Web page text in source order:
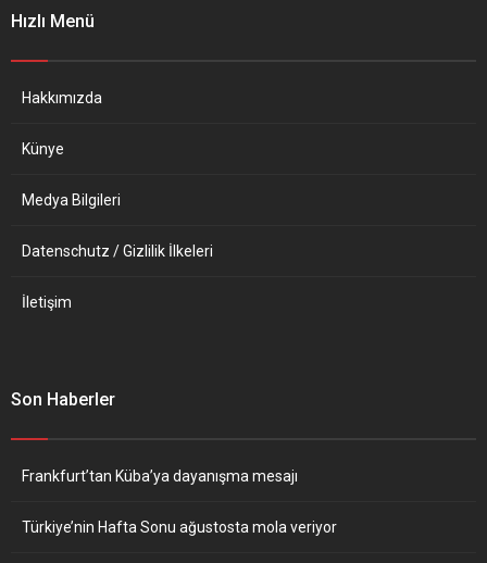
Çatışmaların etkisiyle sağlık
ülkede Covid-19 salgınının
oluşturabileceği...
Hızlı Menü
Hakkımızda
Künye
Medya Bilgileri
Datenschutz / Gizlilik İlkeleri
İletişim
Son Haberler
Frankfurt’tan Küba’ya dayanışma mesajı
Türkiye’nin Hafta Sonu ağustosta mola veriyor